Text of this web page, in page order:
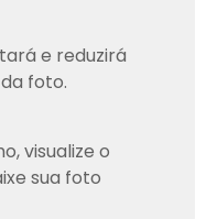
e reduzirá
foto.
visualize o
sua foto